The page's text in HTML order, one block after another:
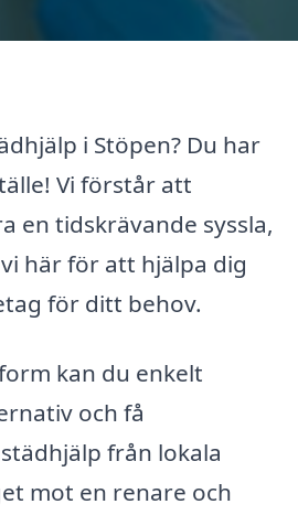
i Stöpen? Du har
Vi förstår att
en tidskrävande syssla,
här för att hjälpa dig
för ditt behov.
kan du enkelt
och få
från lokala
mot en renare och